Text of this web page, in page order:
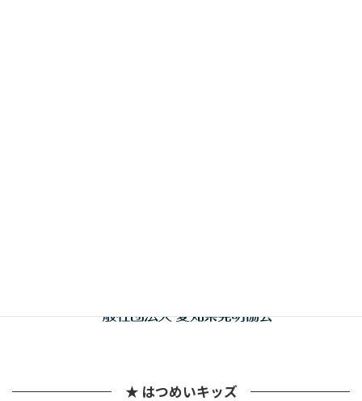
★ はつめいキッズ